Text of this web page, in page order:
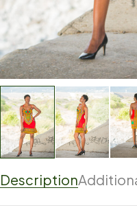
Description